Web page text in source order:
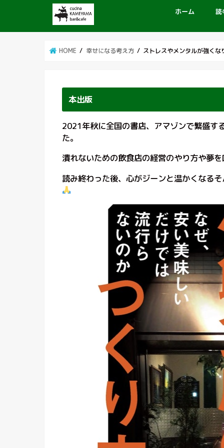
ホーム 読
HOME 幸せになる考え方 ストレスやメンタルが強く
本出版
2021年秋に全国の書店、アマゾンで繁盛す
た。
潰れないための飲食店の経営のやり方や夢
読み終わった後、心がジーンと温かくなる